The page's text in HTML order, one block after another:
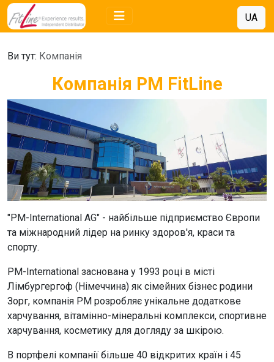
UA
Ви тут: Компанія
Компанія PM FitLine
"PM-International AG" - найбільше підприємство Європи
та міжнародний лідер на ринку здоров'я, краси та
спорту.
PM-International заснована у 1993 році в місті
Лімбургергоф (Німеччина) як сімейних бізнес родини
Зорг, компанія PM розробляє унікальне додаткове
харчування, вітамінно-мінеральні комплекси, спортивне
харчування, косметику для догляду за шкірою.
В портфелі компанії більше 40 відкритих країн і 45